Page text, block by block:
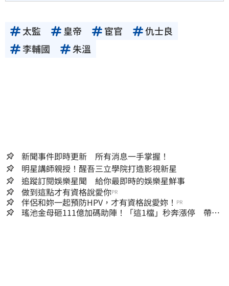
太監 皇帝 宦官
仇士良
李輔國
朱溫
新聞事件即時更新 所有消息一手掌握！
明星講師親授！醒吾三立學院打造影視新星
追蹤訂閱娛樂星聞 給你最即時的娛樂星鮮事
做到這點才有資格說愛你PR
伴侶和妳一起預防HPV，才有資格說愛妳！ PR
瑤池金母砸111億加碼助陣！「這1檔」秒奔漲停 帶領